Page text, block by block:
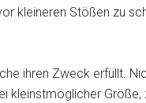
kleineren Stößen zu
ihren Zweck erfüllt.
kleinstmöglicher